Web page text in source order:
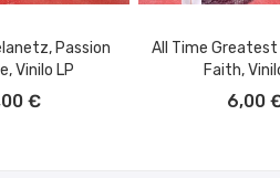
Passion
Vinilo LP
€
All Time
Faith,
6,00